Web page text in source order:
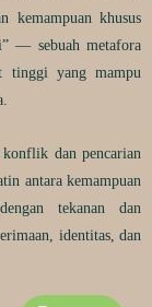
kemampuan khusus
— sebuah metafora
tinggi yang mampu
dan pencarian
antara kemampuan
tekanan dan
identitas, dan